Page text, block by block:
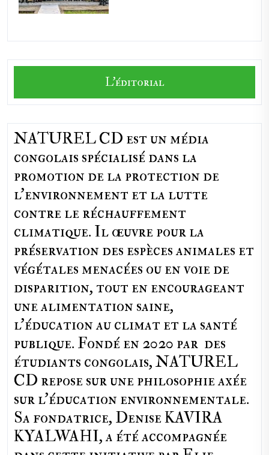
L'éditorial
NATUREL CD est un média
congolais spécialisé dans la
promotion de la protection de
l’environnement et la lutte
contre le réchauffement
climatique. Il œuvre pour la
préservation des espèces animales et
végétales menacées ou en voie de
disparition, tout en encourageant
une alimentation saine,
l'éducation au climat et la santé
publique. Fondé en 2020 par des
étudiants congolais, NATUREL
CD repose sur une philosophie axée
sur l'éducation environnementale.
Sa fondatrice, Denise KAVIRA
KYALWAHI, a été accompagnée